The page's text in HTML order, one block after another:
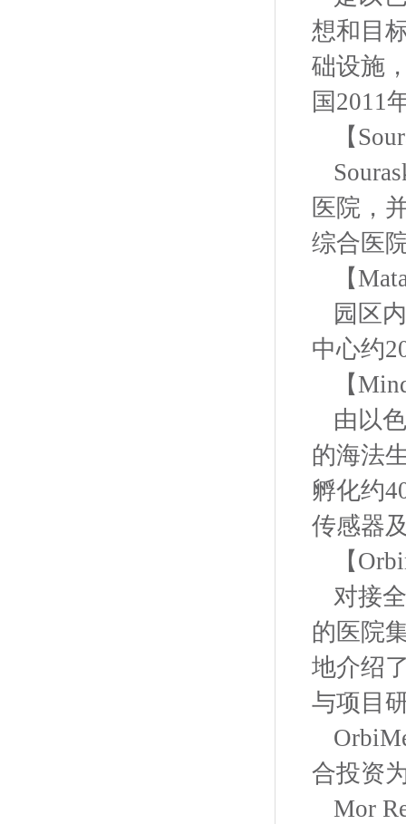
想和目
础设施
国2011
【
医院，
综合医
【
园区
中心约
【
由以
的海法
孵化约
传感器
【
对接
的医院
地介绍
与项目
合投资
Mor